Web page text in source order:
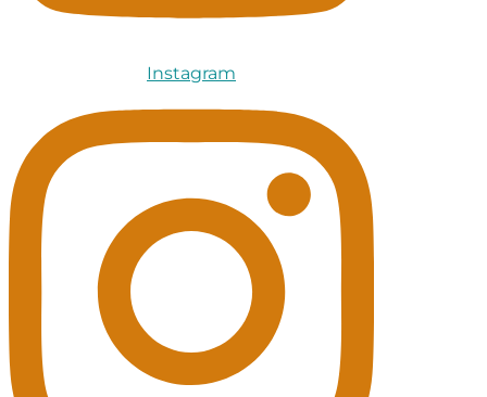
Instagram